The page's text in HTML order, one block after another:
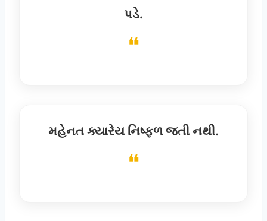
પડે.
મહેનત ક્યારેય નિષ્ફળ જતી નથી.